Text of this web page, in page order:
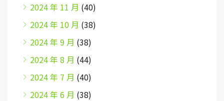
2024 年 11 月 (40)
2024 年 10 月 (38)
2024 年 9 月 (38)
2024 年 8 月 (44)
2024 年 7 月 (40)
2024 年 6 月 (38)